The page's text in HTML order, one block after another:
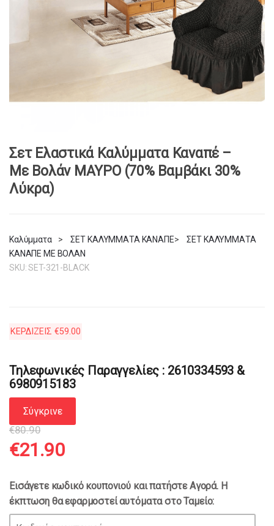
Σετ Ελαστικά Καλύμματα Καναπέ –
Με Βολάν ΜΑΥΡΟ (70% Βαμβάκι 30%
Λύκρα)
Καλύμματα > ΣΕΤ ΚΑΛΥΜΜΑΤΑ ΚΑΝΑΠΕ>
ΣΕΤ ΚΑΛΥΜΜΑΤΑ
ΚΑΝΑΠΕ ΜΕ ΒΟΛΑΝ
SKU:SET-321-BLACK
ΚΕΡΔΙΖΕΙΣ €59.00
Τηλεφωνικές Παραγγελίες : 2610334593 &
6980915183
Σύγκρινε
€80.90
Original
price
was:
€21.90Η
τρέχουσα
τιμή
Εισάγετε κωδικό κουπονιού και πατήστε Αγορά. Η
έκπτωση θα εφαρμοστεί αυτόματα στο Ταμείο: